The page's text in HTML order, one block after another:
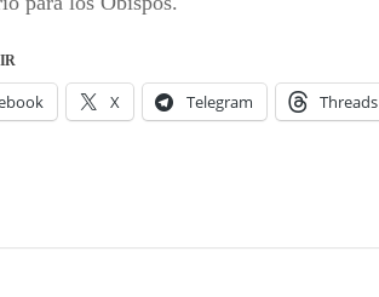
X Telegram Threads